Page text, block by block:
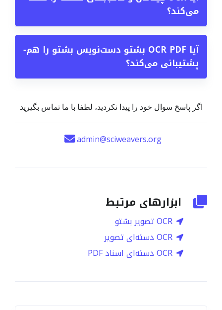
می‌کند؟
آیا OCR PDF بشتو دست‌نویس بشتو را هم
پشتیبانی می‌کند؟
−
اگر پاسخ سوال خود را پیدا نکردید، لطفا با ما تماس بگیرید
admin@sciweavers.org
ابزارهای مرتبط
OCR تصویر بشتو
OCR دسته‌ای تصویر
OCR دسته‌ای اسناد PDF